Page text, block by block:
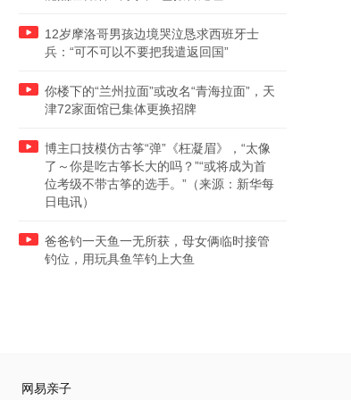
12岁摩洛哥男孩边境哭泣恳求西班牙士
兵：“可不可以不要把我遣返回国”
你楼下的“兰州拉面”或改名“青海拉面”，天
津72家面馆已集体更换招牌
博主口技模仿古筝“弹”《枉凝眉》，“太像
了～你是吃古筝长大的吗？”“或将成为首
位考级不带古筝的选手。”（来源：新华每
日电讯）
爸爸钓一天鱼一无所获，母女俩临时接管
钓位，用玩具鱼竿钓上大鱼
网易亲子